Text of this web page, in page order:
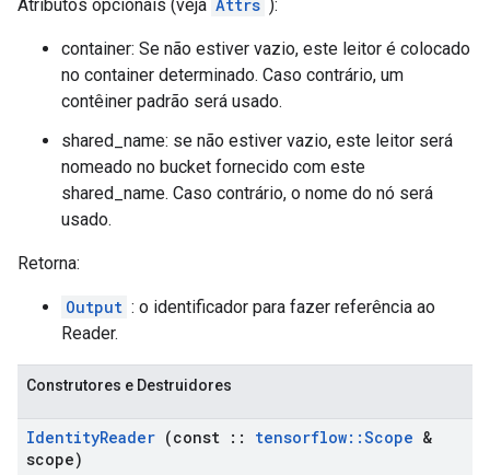
Atributos opcionais (veja Attrs ):
container: Se não estiver vazio, este leitor é colocado
no container determinado. Caso contrário, um
contêiner padrão será usado.
shared_name: se não estiver vazio, este leitor será
nomeado no bucket fornecido com este
shared_name. Caso contrário, o nome do nó será
usado.
Retorna:
Output : o identificador para fazer referência ao
Reader.
Construtores e Destruidores
IdentityReader (const :: tensorflow::Scope &
scope)